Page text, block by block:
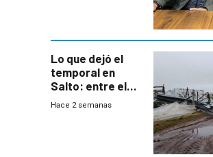
Lo que dejó el
temporal en
Salto: entre el
impacto
Hace 2 semanas